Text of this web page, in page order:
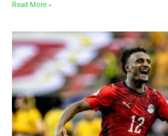
Read More »